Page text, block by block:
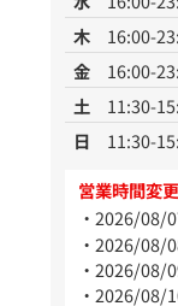
木
16:00-
金
16:00-
土
11:30-
日
11:30-
営業時間変
2026/08/
2026/08/
2026/08/
2026/08/